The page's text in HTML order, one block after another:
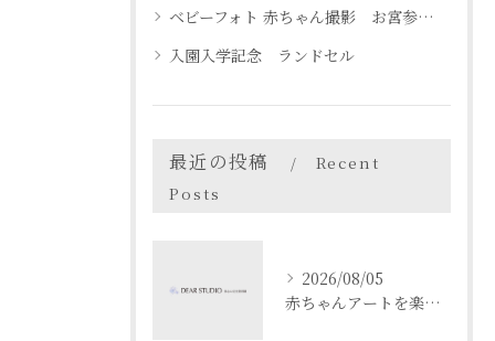
ベビーフォト 赤ちゃん撮影 お宮参り 名古屋 天白区
入園入学記念 ランドセル
最近の投稿
Recent
Posts
2026/08/05
赤ちゃんアートを楽しむ愛知県名古屋市瀬戸市でベビーフォト体験ガイド